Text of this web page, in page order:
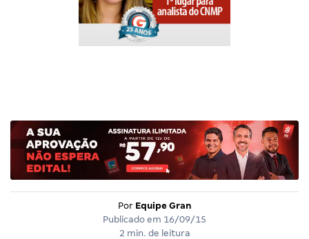
Por Equipe Gran
Publicado em 16/09/15
2 min. de leitura